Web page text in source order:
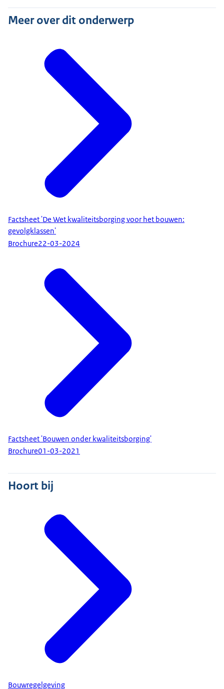
Meer over dit onderwerp
Factsheet 'De Wet kwaliteitsborging voor het bouwen:
gevolgklassen'
Brochure22-03-2024
Factsheet 'Bouwen onder kwaliteitsborging'
Brochure01-03-2021
Hoort bij
Bouwregelgeving